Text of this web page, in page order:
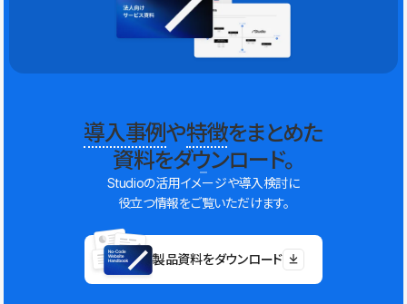
導入事例や特徴をまとめた
資料をダウンロード。
Studioの活用イメージや導入検討に
役立つ情報をご覧いただけます。
製品資料をダウンロード